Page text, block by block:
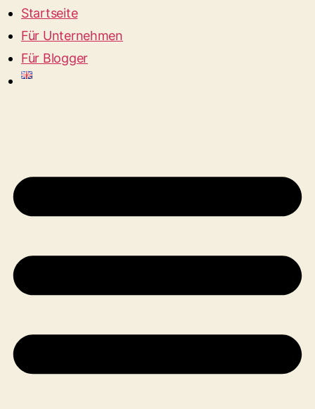
Startseite
Für Unternehmen
Für Blogger